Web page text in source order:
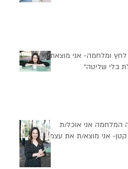
ומלחמה- אני מוצאת
בלי שליטה״
המלחמה אני אוכל/ת
אני מוצא/ת את עצמי